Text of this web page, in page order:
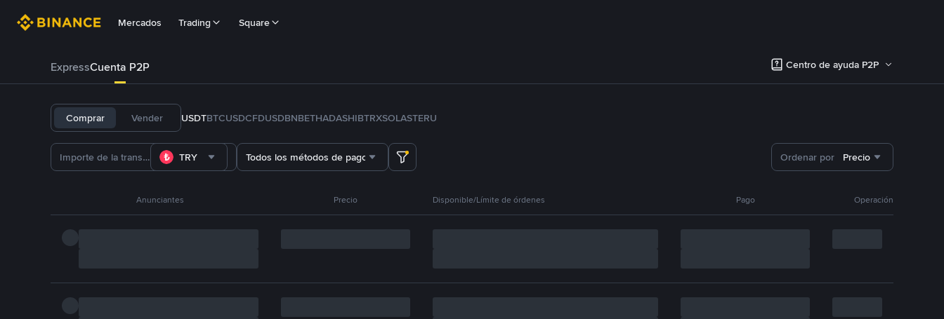
Mercados Trading Square
ExpressCuenta P2P Centro de ayuda P2P
Comprar Vender USDTBTCUSDCFDUSDBNBETHADASHIBTRXSOLASTERU
TRY Todos los métodos de pago Ordenar por Precio
Anunciantes Precio Disponible/Límite de órdenes Pago Operación